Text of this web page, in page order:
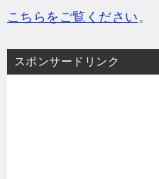
こちらをご覧ください 。
スポンサードリンク